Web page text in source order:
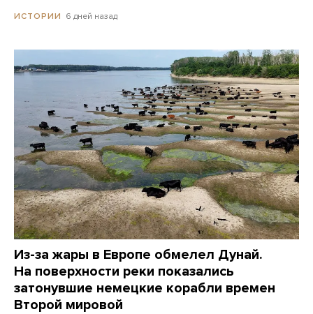
ИСТОРИИ 6 дней назад
Из-за жары в Европе обмелел Дунай.
На поверхности реки показались
затонувшие немецкие корабли времен
Второй мировой